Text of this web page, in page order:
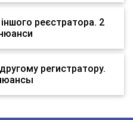
реєстратора. 2
регистратору.